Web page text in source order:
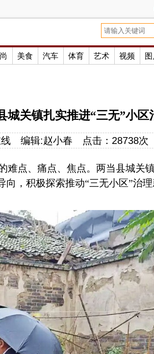
美食 汽车 体育 艺术 视频
关镇扎实推进“三无”小区
编辑:赵小春 点击： 28738次
难点、痛点、焦点。 两当县城关
向，积极探索推动“三无小区”治